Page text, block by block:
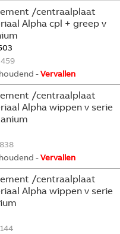
/centraalplaat
Alpha cpl + greep v
-Vervallen
/centraalplaat
Alpha wippen v serie
-Vervallen
/centraalplaat
Alpha wippen v serie